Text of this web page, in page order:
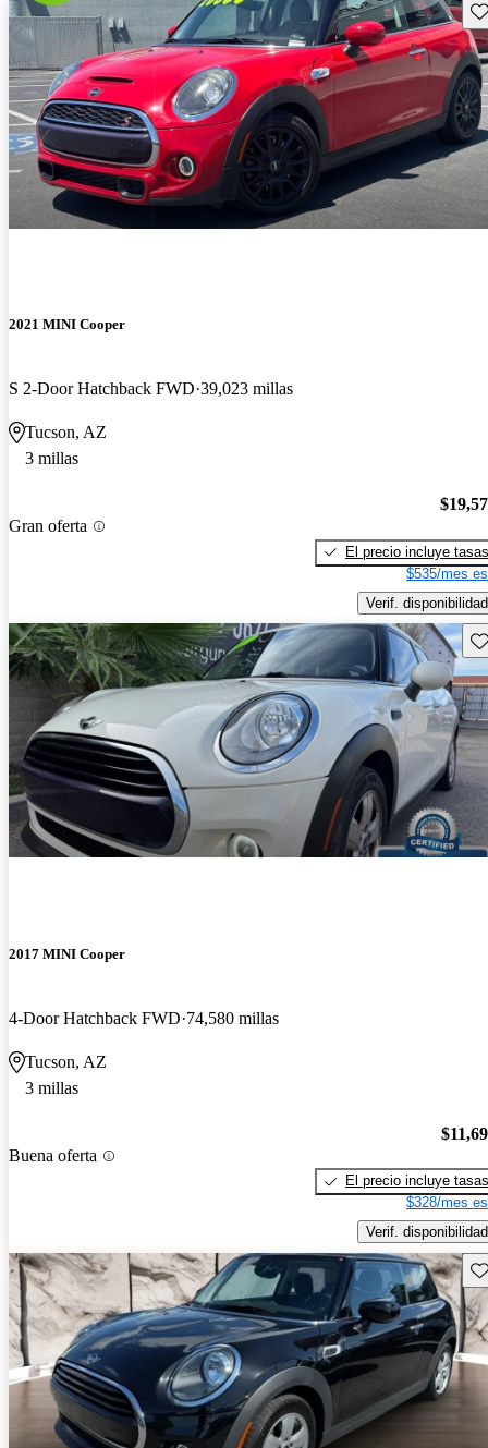
2021 MINI Cooper
S 2-Door Hatchback FWD 39,023 millas
Tucson, AZ
3 millas
Gran oferta
El precio incluye tasas
$535/mes
Verif. disponibilidad
2017 MINI Cooper
4-Door Hatchback FWD 74,580 millas
Tucson, AZ
3 millas
Buena oferta
El precio incluye tasas
$328/mes
Verif. disponibilidad